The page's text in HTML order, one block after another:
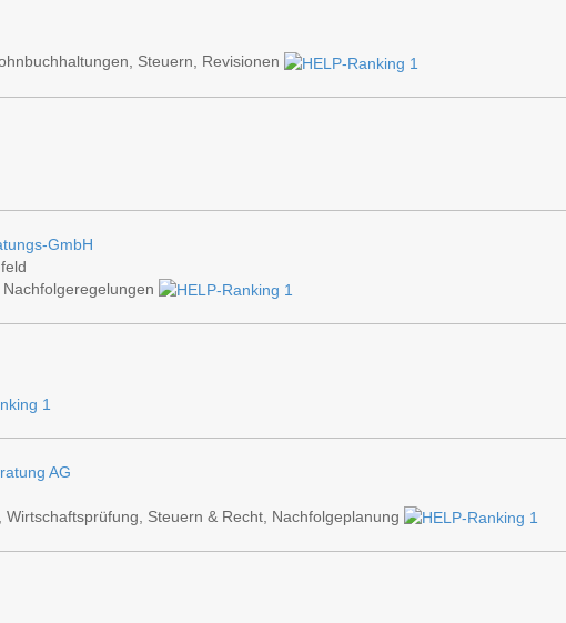
Steuern, Revisionen
GmbH
AG
Steuern & Recht, Nachfolgeplanung